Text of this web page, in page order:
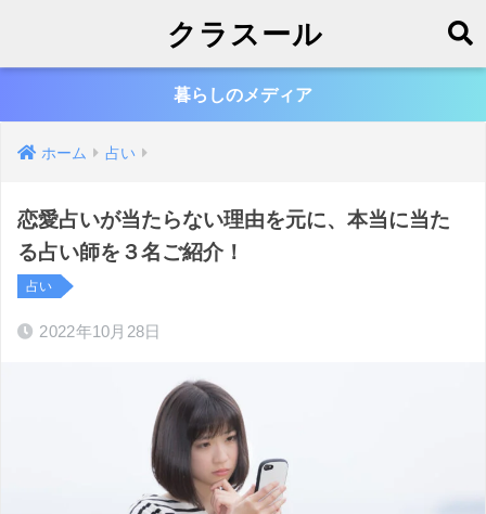
クラスール
暮らしのメディア
ホーム 占い
恋愛占いが当たらない理由を元に、本当に当た
る占い師を３名ご紹介！
占い
2022年10月28日